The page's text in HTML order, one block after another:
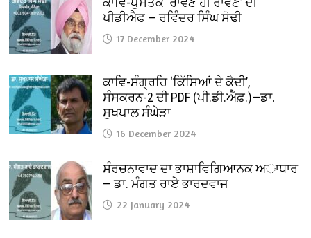
ਪੀਡੀਐਫ — ਰਵਿੰਦਰ ਸਿੰਘ ਸੋਢੀ
17 December 2024
ਕਾਵਿ-ਸੰਗ੍ਰਹਿ ‘ਕਿੱਸਿਆਂ ਦੇ ਕੈਦੀ’,
ਸੰਸਕਰਨ-2 ਦੀ PDF (ਪੀ.ਡੀ.ਐਫ਼.)—ਡਾ.
ਸੁਖਪਾਲ ਸੰਘੇੜਾ
16 December 2024
ਸੰਰਚਨਾਵਾਦ ਦਾ ਭਾਸ਼ਾਵਿਗਿਆਨਕ ਅਾਧਾਰ
— ਡਾ. ਮੰਗਤ ਰਾਏ ਭਾਰਦਵਾਜ
22 January 2024